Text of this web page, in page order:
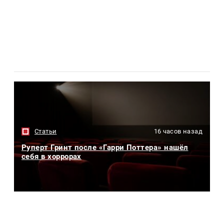
Статьи 16 часов назад
Руперт Гринт после «Гарри Поттера» нашёл
себя в хоррорах